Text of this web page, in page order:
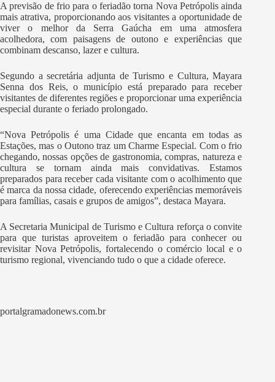
A previsão de frio para o feriadão torna Nova Petrópolis ainda
mais atrativa, proporcionando aos visitantes a oportunidade de
viver o melhor da Serra Gaúcha em uma atmosfera
acolhedora, com paisagens de outono e experiências que
combinam descanso, lazer e cultura.
Segundo a secretária adjunta de Turismo e Cultura, Mayara
Senna dos Reis, o município está preparado para receber
visitantes de diferentes regiões e proporcionar uma experiência
especial durante o feriado prolongado.
“Nova Petrópolis é uma Cidade que encanta em todas as
Estações, mas o Outono traz um Charme Especial. Com o frio
chegando, nossas opções de gastronomia, compras, natureza e
cultura se tornam ainda mais convidativas. Estamos
preparados para receber cada visitante com o acolhimento que
é marca da nossa cidade, oferecendo experiências memoráveis
para famílias, casais e grupos de amigos”, destaca Mayara.
A Secretaria Municipal de Turismo e Cultura reforça o convite
para que turistas aproveitem o feriadão para conhecer ou
revisitar Nova Petrópolis, fortalecendo o comércio local e o
turismo regional, vivenciando tudo o que a cidade oferece.
portalgramadonews.com.br